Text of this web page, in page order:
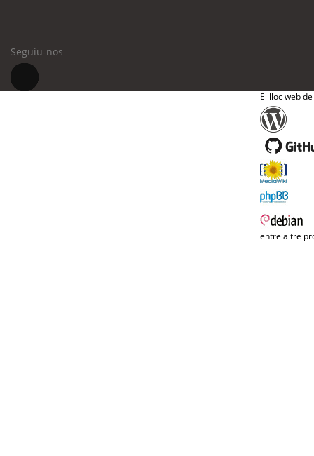
Seguiu-nos
El lloc web
entre altre